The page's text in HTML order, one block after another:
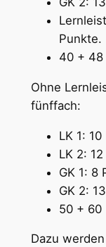
Punkte.
40 + 48
Ohne
fünffach:
LK 1:
LK 2:
GK 1: 8
GK 2:
50 + 60
Dazu